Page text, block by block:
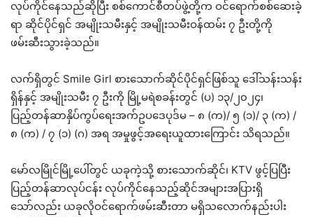
လုပ်ကိုင်နေသည်ဆိုပြီး စစ်ကောင်စီတပ်ဖွဲ့တို့က ဝင်ရောက်စစ်ဆေးခဲ့
ရာ ဆိုင်ပိုင်ရှင် အမျိုးသမီးနှင့် အမျိုးသမီးဝန်ထမ်း ၇ ဦးတို့ကို
ဖမ်းဆီးသွားခဲ့သည်။
လက်ရှိတွင် Smile Girl စားသောက်ဆိုင်ပိုင်ရှင်ဖြစ်သူ ဒေါ်သန်းသန်း
ရှိန်နှင့် အမျိုးသမီး ၇ ဦးကို မြို့မရဲစခန်းတွင် (ပ) ၁၃/၂၀၂၄၊
ပြည့်တန်ဆာနှိပ်ကွပ်ရေးအက်ဥပဒေပုဒ်မ – ၈ (က)/ ၅ (၁)/ ၃ (က) /
၈ (က) / ၇ (၁) (ဂ) အရ အမှုဖွင့်အရေးယူထားကြောင်း သိရသည်။
မော်လမြိုင်မြို့ပေါ်တွင် ယခုကဲ့သို့ စားသောက်ဆိုင်၊ KTV ဖွင့်ပြပြီး
ပြည့်တန်ဆာလုပ်ငန်း လုပ်ကိုင်နေသည့်ဆိုင်အများအပြားရှိ
သော်လည်း ယခုလိုဝင်ရောက်ဖမ်းဆီးတာ မရှိသလောက်နည်းပါး